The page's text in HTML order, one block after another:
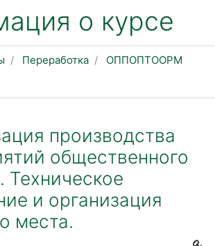
о курсе
Переработка
ОППОПТООРМ
производства
общественного
Техническое
и организация
места.